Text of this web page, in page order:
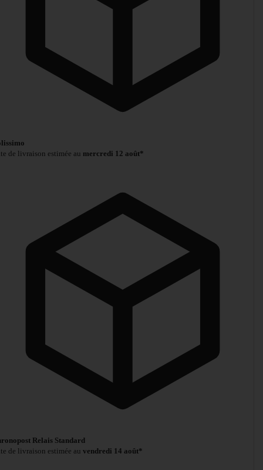
de livraison estimée au mercredi 12 août*
Relais Standard
de livraison estimée au vendredi 14 août*